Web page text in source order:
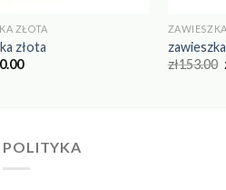
ZŁOTA
złota
zł153.00
POLITYKA